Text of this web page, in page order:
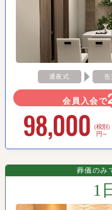
通夜式
会員入会で
98,000 （税別）
円～
葬儀のみ
1